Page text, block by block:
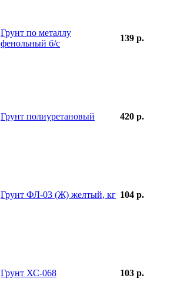
Грунт по металлу
фенольный б/с
139 р.
Грунт полиуретановый 420 р.
Грунт ФЛ-03 (Ж) желтый, кг 104 р.
Грунт ХС-068 103 р.